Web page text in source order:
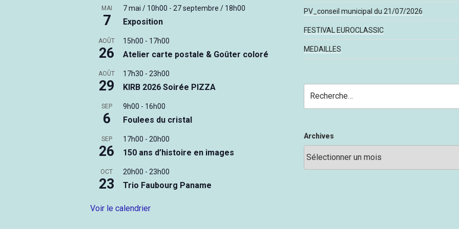
MAI
7
7 mai / 10h00 -27 septembre / 18h00
Exposition
AOÛT
26
15h00 - 17h00
Atelier carte postale & Goûter coloré
AOÛT
29
17h30 -23h00
KIRB 2026 Soirée PIZZA
SEP
6
9h00 - 16h00
Foulees du cristal
SEP
26
17h00 -20h00
150 ans d’histoire en images
OCT
23
20h00 -23h00
Trio Faubourg Paname
Voir le calendrier
PV_conseil municipal du 21/07/2026
FESTIVAL EUROCLASSIC
MEDAILLES
pour
:
Archives